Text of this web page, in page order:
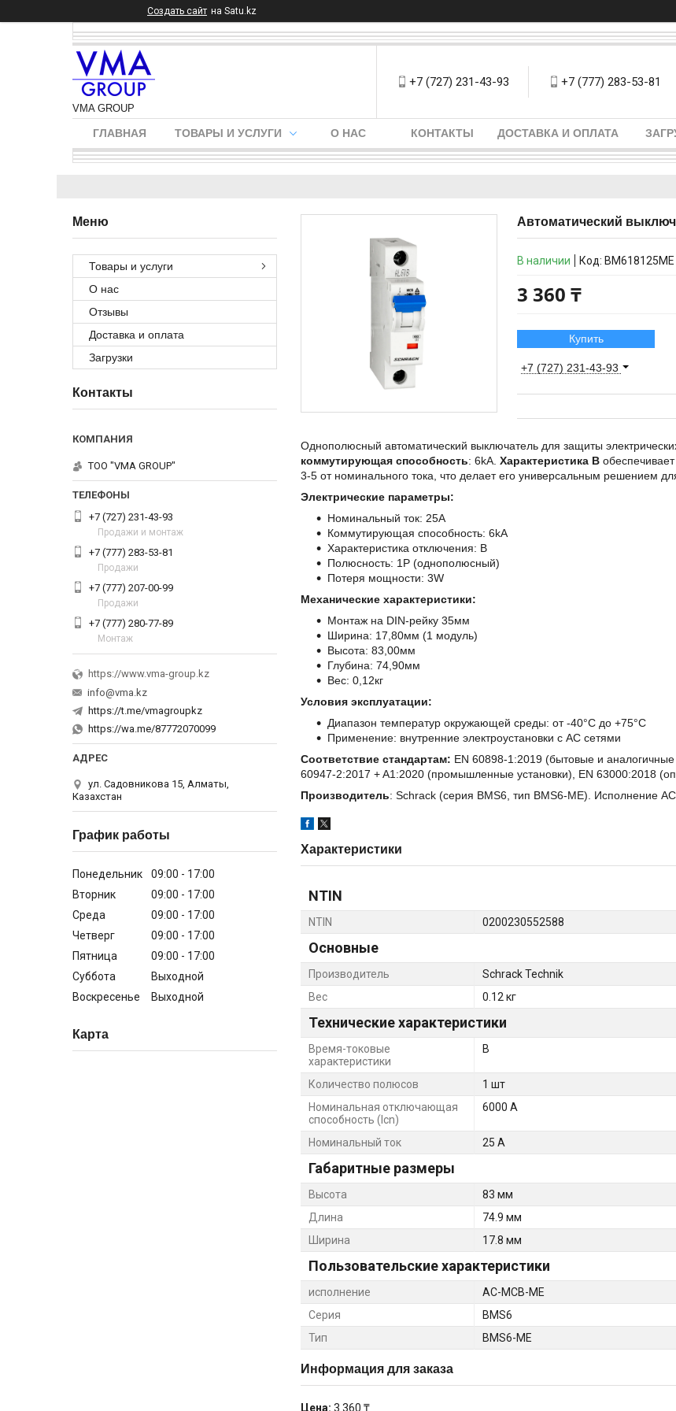
Создать сайт на Satu.kz
VMA GROUP
+7 (727) 231-43-93 +7 (777) 283-53-81
ГЛАВНАЯ ТОВАРЫ И УСЛУГИ О НАС КОНТАКТЫ ДОСТАВКА И ОПЛАТА
Автоматический
В наличии Код: BM618125ME
3 360 ₸
Купить
+7 (727) 231-43-93
Однополюсный автоматический выключатель для защиты
коммутирующая способность: 6kA. Характеристика B
3-5 от номинального тока, что делает его универсальным решением
Электрические параметры:
Номинальный ток: 25A
Коммутирующая способность: 6kA
Характеристика отключения: B
Полюсность: 1P (однополюсный)
Потеря мощности: 3W
Механические характеристики:
Монтаж на DIN-рейку 35мм
Ширина: 17,80мм (1 модуль)
Высота: 83,00мм
Глубина: 74,90мм
Вес: 0,12кг
Условия эксплуатации:
Диапазон температур окружающей среды: от -40°C до +75°C
Применение: внутренние электроустановки с AC сетями
Соответствие стандартам: EN 60898-1:2019 (бытовые и
60947-2:2017 + A1:2020 (промышленные установки), EN 63000:2018
Производитель: Schrack (серия BMS6, тип BMS6-ME). Исполнение
Характеристики
NTIN
NTIN 0200230552588
Основные
Производитель
Schrack Technik
Вес
0.12 кг
Технические характеристики
Время-токовые
характеристики
B
Количество полюсов
1 шт
Номинальная отключающая
способность (Icn)
6000 А
Номинальный ток 25 А
Габаритные размеры
Высота
83 мм
Длина
74.9 мм
Ширина
17.8 мм
Пользовательские характеристики
исполнение
AC-MCB-ME
Серия
BMS6
Тип
BMS6-ME
Информация для заказа
Цена: 3 360 ₸
Товары и услуги
О нас
Отзывы
Доставка и оплата
Загрузки
Контакты
ТОО "VMA GROUP"
+7 (727) 231-43-93
Продажи и монтаж
+7 (777) 283-53-81
Продажи
+7 (777) 207-00-99
Продажи
+7 (777) 280-77-89
Монтаж
https://www.vma-group.kz
info@vma.kz
https://t.me/vmagroupkz
https://wa.me/87772070099
ул. Садовникова 15, Алматы,
Казахстан
График работы
Понедельник 09:00
17:00
Вторник
09:00
17:00
Среда
09:00
17:00
Четверг
09:00
17:00
Пятница
09:00
17:00
Суббота
Выходной
Воскресенье
Выходной
Карта